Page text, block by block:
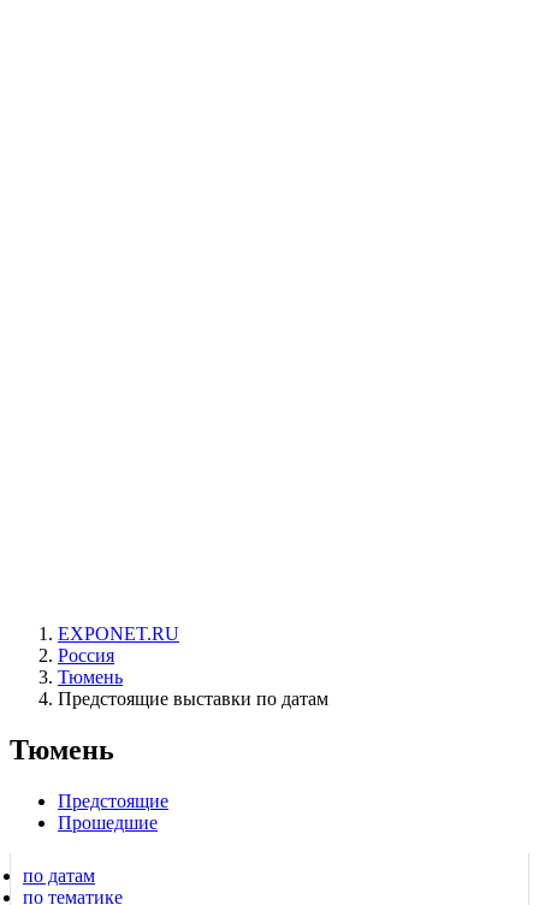
EXPONET.RU
Россия
Тюмень
Предстоящие выставки по датам
Тюмень
Предстоящие
Прошедшие
по датам
по тематике